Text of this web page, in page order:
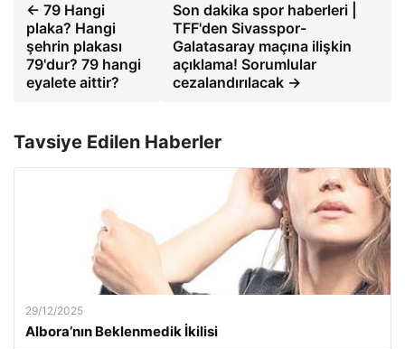
← 79 Hangi
plaka? Hangi
şehrin plakası
79'dur? 79 hangi
eyalete aittir?
Son dakika spor haberleri |
TFF'den Sivasspor-
Galatasaray maçına ilişkin
açıklama! Sorumlular
cezalandırılacak →
Tavsiye Edilen Haberler
29/12/2025
Albora’nın Beklenmedik İkilisi